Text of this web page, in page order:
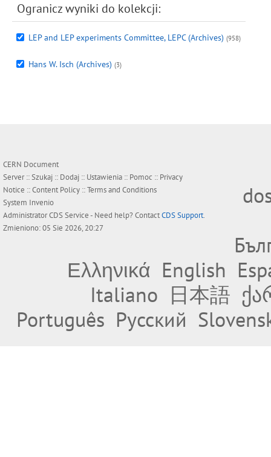
Ogranicz wyniki do kolekcji:
LEP and LEP experiments Committee, LEPC (Archives) (958)
Hans W. Isch (Archives) (3)
CERN Document
Server ::Szukaj :: Dodaj :: Ustawienia :: Pomoc :: Privacy
Notice ::Content Policy ::Terms and Conditions
System Invenio
AdministratorCDS Service- Need help? ContactCDS Support.
Zmieniono: 05 Sie 2026, 20:27
Ελληνικά English
Italiano 日本語
Português Русский